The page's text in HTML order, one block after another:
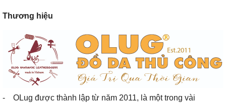
Thương hiệu
- OLug được thành lập từ năm 2011, là một trong vài